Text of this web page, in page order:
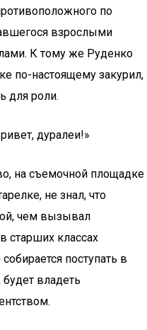
по
взрослыми
К тому же Руденко
по-настоящему закурил,
для роли.
дуралеи!»
на съемочной площадке
не знал, что
чем вызывал
старших классах
поступать в
будет владеть